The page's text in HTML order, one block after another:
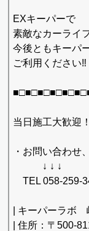
EXキーパーで
素敵なカーライ
今後ともキーパ
ご利用ください‼️
当日施工大歓迎
・お問い合わせ
↓ ↓ ↓
TEL 058-259-
| キーパーラボ
| 住所：〒500-